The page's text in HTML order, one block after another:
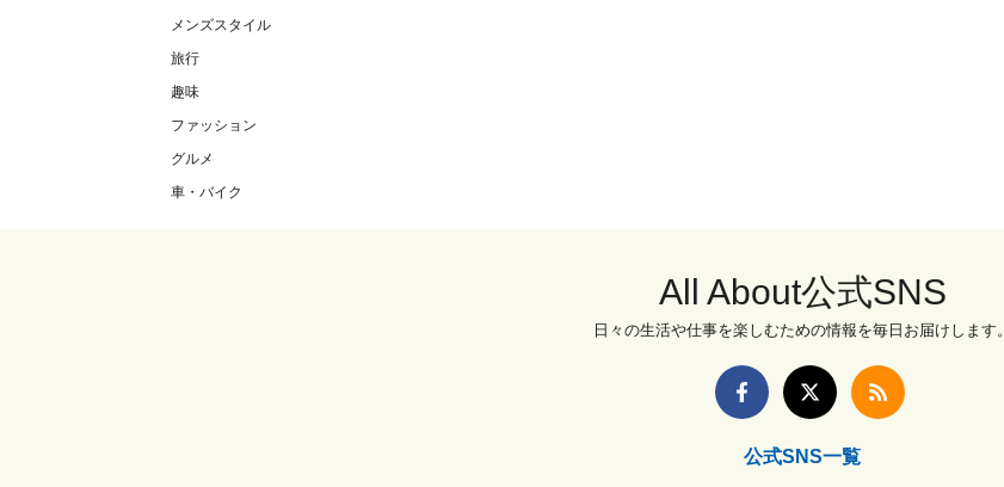
メンズスタイル
旅行
趣味
ファッション
グルメ
車・バイク
All About公式SNS
日々の生活や仕事を楽しむための情報を毎日お届けします。
公式SNS一覧